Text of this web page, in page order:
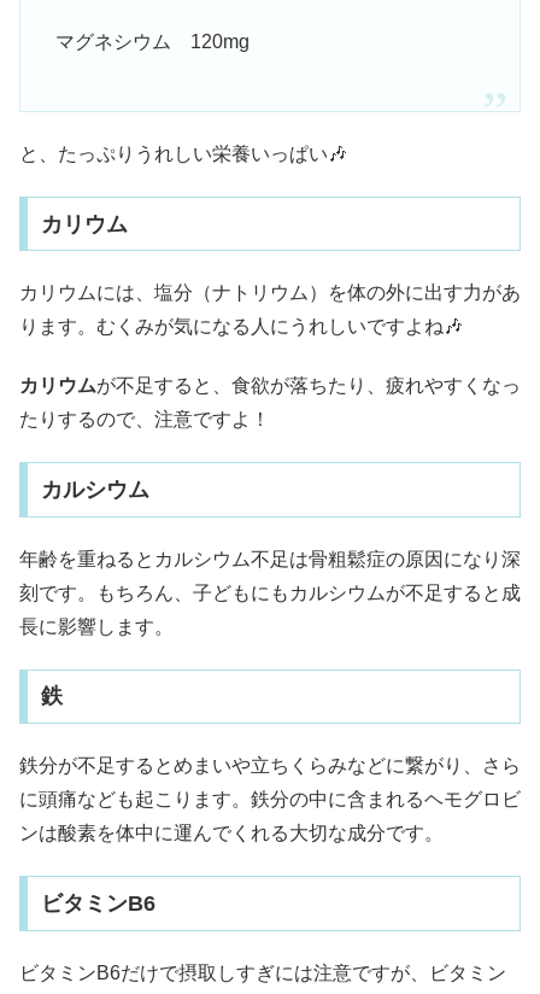
マグネシウム 120mg
と、たっぷりうれしい栄養いっぱい🎶
カリウム
カリウムには、塩分（ナトリウム）を体の外に出す力があ
ります。むくみが気になる人にうれしいですよね🎶
カリウムが不足すると、食欲が落ちたり、疲れやすくなっ
たりするので、注意ですよ！
カルシウム
年齢を重ねるとカルシウム不足は骨粗鬆症の原因になり深
刻です。もちろん、子どもにもカルシウムが不足すると成
長に影響します。
鉄
鉄分が不足するとめまいや立ちくらみなどに繋がり、さら
に頭痛なども起こります。鉄分の中に含まれるヘモグロビ
ンは酸素を体中に運んでくれる大切な成分です。
ビタミンB6
ビタミンB6だけで摂取しすぎには注意ですが、ビタミン